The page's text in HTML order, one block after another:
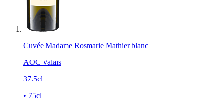
Cuvée Madame Rosmarie Mathier blanc
AOC Valais
37.5cl
• 75cl